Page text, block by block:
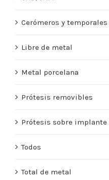
Cerómeros y temporales
Libre de metal
Metal porcelana
Prótesis removibles
Prótesis sobre implante
Todos
Total de metal